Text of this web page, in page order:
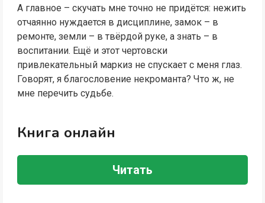
А главное – скучать мне точно не придётся: нежить
отчаянно нуждается в дисциплине, замок – в
ремонте, земли – в твёрдой руке, а знать – в
воспитании. Ещё и этот чертовски
привлекательный маркиз не спускает с меня глаз.
Говорят, я благословение некроманта? Что ж, не
мне перечить судьбе.
Книга онлайн
Читать